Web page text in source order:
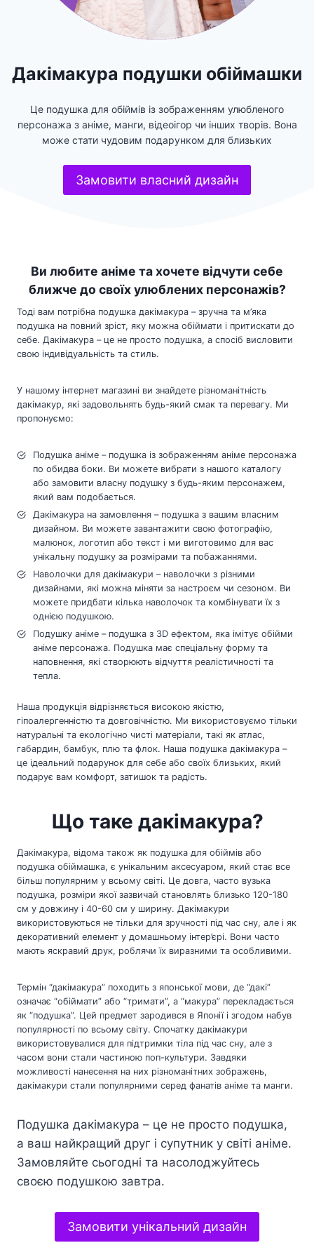
Дакімакура подушки обіймашки
Це подушка для обіймів із зображенням улюбленого
персонажа з аніме, манги, відеоігор чи інших творів. Вона
може стати чудовим подарунком для близьких
Замовити власний дизайн
Ви любите аніме та хочете відчути себе
ближче до своїх улюблених персонажів?
Тоді вам потрібна подушка дакімакура – зручна та м’яка
подушка на повний зріст, яку можна обіймати і притискати до
себе. Дакімакура – це не просто подушка, а спосіб висловити
свою індивідуальність та стиль.
У нашому інтернет магазині ви знайдете різноманітність
дакімакур, які задовольнять будь-який смак та перевагу. Ми
пропонуємо:
Подушка аніме – подушка із зображенням аніме персонажа
по обидва боки. Ви можете вибрати з нашого каталогу
або замовити власну подушку з будь-яким персонажем,
який вам подобається.
Дакімакура на замовлення – подушка з вашим власним
дизайном. Ви можете завантажити свою фотографію,
малюнок, логотип або текст і ми виготовимо для вас
унікальну подушку за розмірами та побажаннями.
Наволочки для дакімакури – наволочки з різними
дизайнами, які можна міняти за настроєм чи сезоном. Ви
можете придбати кілька наволочок та комбінувати їх з
однією подушкою.
Подушку аніме – подушка з 3D ефектом, яка імітує обійми
аніме персонажа. Подушка має спеціальну форму та
наповнення, які створюють відчуття реалістичності та
тепла.
Наша продукція відрізняється високою якістю,
гіпоалергенністю та довговічністю. Ми використовуємо тільки
натуральні та екологічно чисті матеріали, такі як атлас,
габардин, бамбук, плю та флок. Наша подушка дакімакура –
це ідеальний подарунок для себе або своїх близьких, який
подарує вам комфорт, затишок та радість.
Що таке дакімакура?
Дакімакура, відома також як подушка для обіймів або
подушка обіймашка, є унікальним аксесуаром, який стає все
більш популярним у всьому світі. Це довга, часто вузька
подушка, розміри якої зазвичай становлять близько 120-180
см у довжину і 40-60 см у ширину. Дакімакури
використовуються не тільки для зручності під час сну, але і як
декоративний елемент у домашньому інтер’єрі. Вони часто
мають яскравий друк, роблячи їх виразними та особливими.
Термін “дакімакура” походить з японської мови, де “дакі”
означає “обіймати” або “тримати”, а “макура” перекладається
як “подушка”. Цей предмет зародився в Японії і згодом набув
популярності по всьому світу. Спочатку дакімакури
використовувалися для підтримки тіла під час сну, але з
часом вони стали частиною поп-культури. Завдяки
можливості нанесення на них різноманітних зображень,
дакімакури стали популярними серед фанатів аніме та манги.
Подушка дакімакура – це не просто подушка,
а ваш найкращий друг і супутник у світі аніме.
Замовляйте сьогодні та насолоджуйтесь
своєю подушкою завтра.
Замовити унікальний дизайн